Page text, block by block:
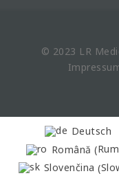
© 2023 LR
Deutsch
Română (
Slovenčina (